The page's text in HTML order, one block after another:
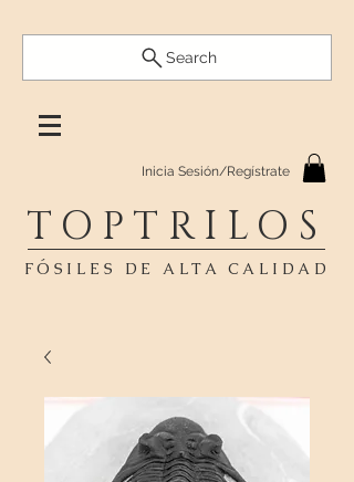
Search
Inicia Sesión/Regístrate
TOPTRILOS
FÓSILES DE ALTA CALIDAD